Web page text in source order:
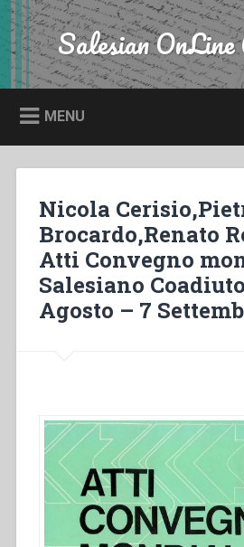
Skip
to
content
Search Salesian OnLine
MENU
Nicola
Brocardo,Renato
Atti Convegno
Salesiano
Agosto – 7